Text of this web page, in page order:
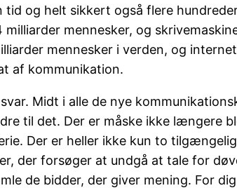
tid og helt sikkert også flere
mennesker, og
mennesker i verden, og
af kommunikation.
Midt i alle de nye
til det. Der er måske ikke længere
Der er heller ikke kun to
der forsøger at undgå at tale for
de bidder, der giver mening. For